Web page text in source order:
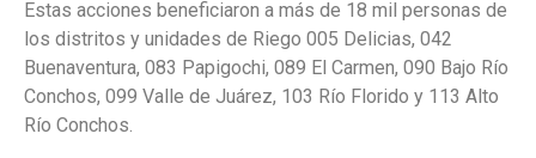
Estas acciones beneficiaron a más de 18 mil personas de
los distritos y unidades de Riego 005 Delicias, 042
Buenaventura, 083 Papigochi, 089 El Carmen, 090 Bajo Río
Conchos, 099 Valle de Juárez, 103 Río Florido y 113 Alto
Río Conchos.